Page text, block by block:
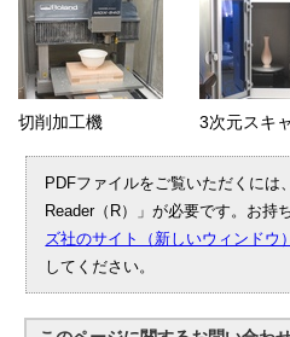
切削加工機 3次元スキ
PDFファイルをご覧いただくには
Reader（R）」が必要です。お持
ズ社のサイト（新しいウィンドウ
してください。